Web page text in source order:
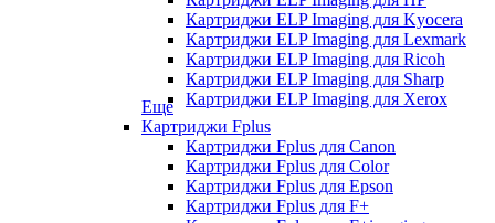
Картриджи ELP Imaging для Kyocera
Картриджи ELP Imaging для Lexmark
Картриджи ELP Imaging для Ricoh
Картриджи ELP Imaging для Sharp
Картриджи ELP Imaging для Xerox
Еще
Картриджи Fplus
Картриджи Fplus для Canon
Картриджи Fplus для Color
Картриджи Fplus для Epson
Картриджи Fplus для F+